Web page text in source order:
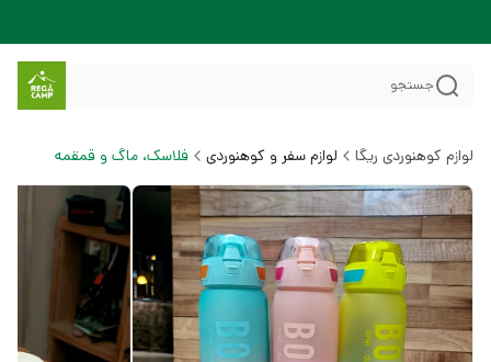
جستجو
لوازم کوهنوردی ریگا لوازم سفر و کوهنوردی فلاسک، ماگ و قمقمه